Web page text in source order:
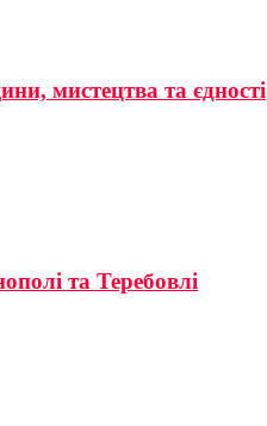
мистецтва та єдності
та Теребовлі